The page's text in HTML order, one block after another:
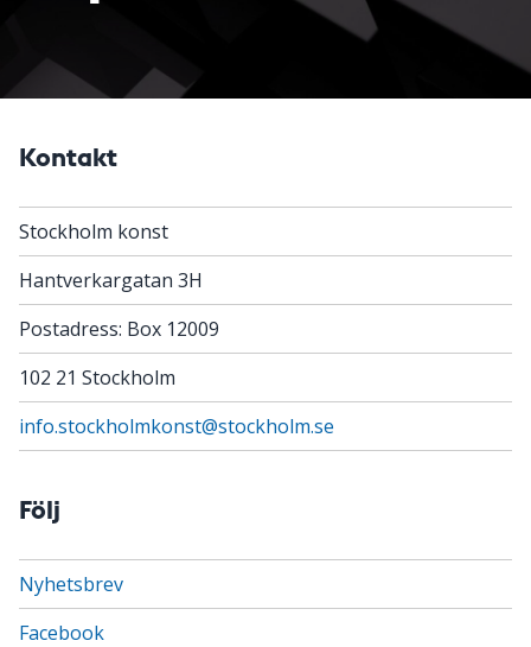
Kontakt
Stockholm konst
Hantverkargatan 3H
Postadress: Box 12009
102 21 Stockholm
info.stockholmkonst@stockholm.se
Följ
Nyhetsbrev
Facebook